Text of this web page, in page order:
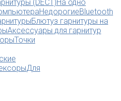
(DECT)На одно
НедорогиеBluetooth
Блютуз гарнитуры на
Аксессуары для гарнитур
Точки
Для